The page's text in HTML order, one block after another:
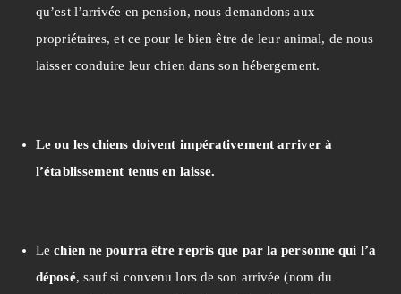
qu’est l’arrivée en pension, nous demandons aux
propriétaires, et ce pour le bien être de leur animal, de nous
laisser conduire leur chien dans son hébergement.
Le ou les chiens doivent impérativement arriver à
l’établissement tenus en laisse.
Lechien ne pourra être repris que par la personne qui l’a
déposé, sauf si convenu lors de son arrivée (nom du